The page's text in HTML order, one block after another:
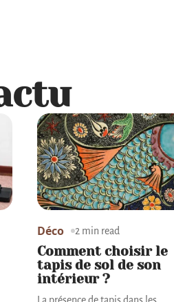
Déco 2 min read
Comment choisir le
tapis de sol de son
intérieur ?